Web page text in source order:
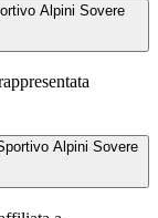
Alpini Sovere
Alpini Sovere